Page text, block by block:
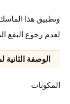
وتطبيق هذا
لعدم رجوع البقع
الوصفة
المكونات